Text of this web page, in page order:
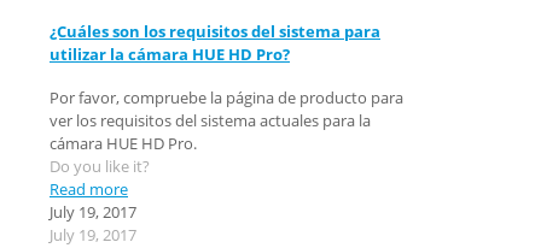
¿Cuáles son los requisitos del sistema para
utilizar la cámara HUE HD Pro?
Por favor, compruebe la página de producto para
ver los requisitos del sistema actuales para la
cámara HUE HD Pro.
Do you like it?
Read more
July 19, 2017
July 19, 2017